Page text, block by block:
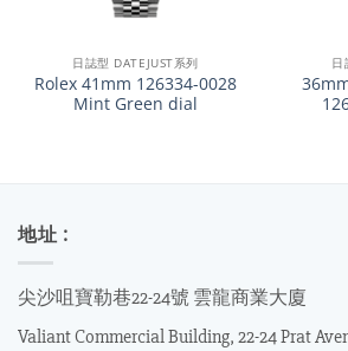
日誌型 DATEJUST系列
Rolex 41mm 126334-0028
Mint Green dial
日
地址 :
尖沙咀寶勒巷22-24號 雲龍商業大廈
Valiant Commercial Building, 22-24 Prat